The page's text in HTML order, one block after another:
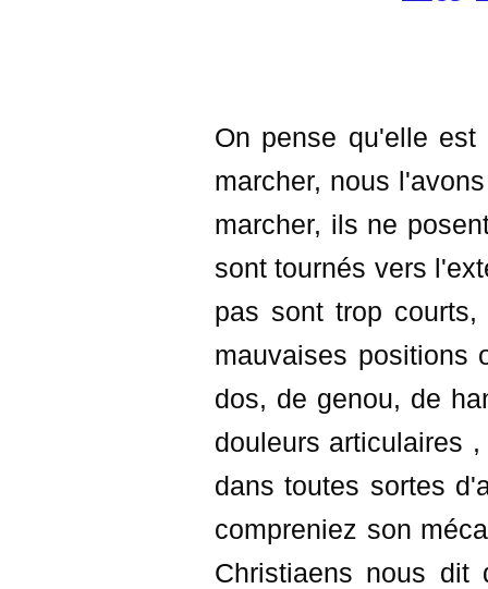
On pense qu'elle
marcher, nous
marcher, ils ne
sont tournés vers
pas sont trop
mauvaises positions
dos, de genou, de
douleurs articulaires
dans toutes sortes
compreniez son
Christiaens nous dit